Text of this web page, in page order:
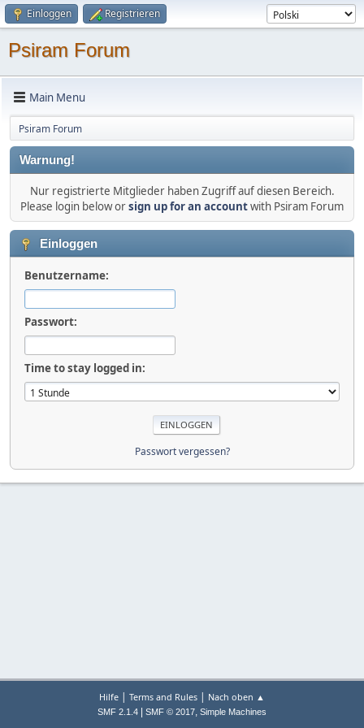
Einloggen Registrieren
Psiram Forum
Main Menu
Psiram Forum
Warnung!
Nur registrierte Mitglieder haben Zugriff auf diesen Bereich.
Please login below orsign up for an accountwith Psiram Forum
Einloggen
Benutzername:
Passwort:
Time to stay logged in:
Passwort vergessen?
Hilfe | Terms and Rules | Nach oben ▲
SMF 2.1.4 SMF © 2017, Simple Machines